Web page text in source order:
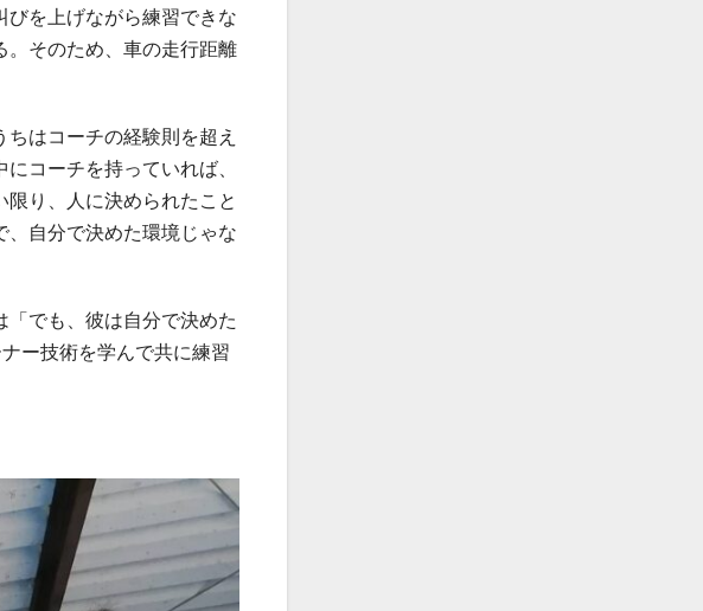
びを上げながら練習できな
。そのため、車の走行距離
はコーチの経験則を超え
コーチを持っていれば、
り、人に決められたこと
自分で決めた環境じゃな
でも、彼は自分で決めた
ー技術を学んで共に練習